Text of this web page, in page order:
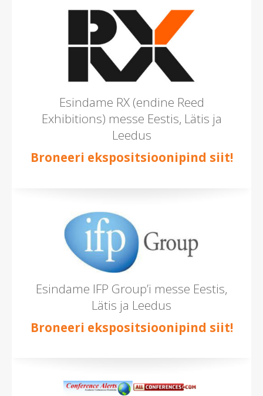
Esindame RX (endine Reed
Exhibitions) messe Eestis, Lätis ja
Leedus
Broneeri ekspositsioonipind siit!
Esindame IFP Group’i messe Eestis,
Lätis ja Leedus
Broneeri ekspositsioonipind siit!